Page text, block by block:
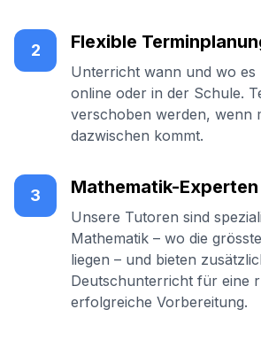
2 Flexible
Unterricht wann und wo es
online oder in der Schule.
verschoben werden, wenn
dazwischen kommt.
3 Mathematik-Experten
Unsere Tutoren sind
Mathematik – wo die
liegen – und bieten
Deutschunterricht für eine
erfolgreiche Vorbereitung.